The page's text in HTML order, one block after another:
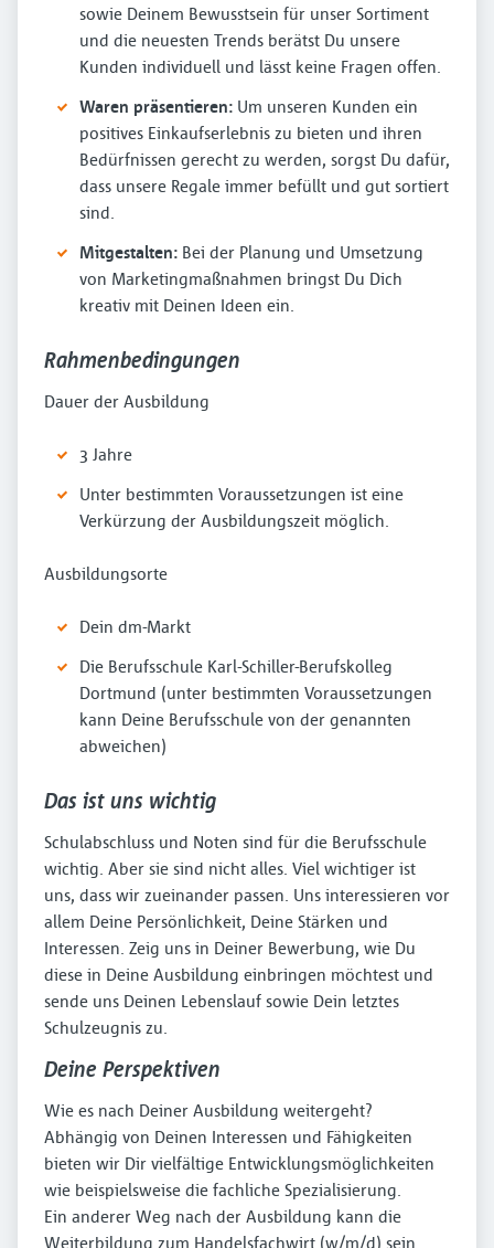
sowie Deinem Bewusstsein für unser Sortiment
und die neuesten Trends berätst Du unsere
Kunden individuell und lässt keine Fragen offen.
Waren präsentieren: Um unseren Kunden ein
positives Einkaufserlebnis zu bieten und ihren
Bedürfnissen gerecht zu werden, sorgst Du dafür,
dass unsere Regale immer befüllt und gut sortiert
sind.
Mitgestalten: Bei der Planung und Umsetzung
von Marketingmaßnahmen bringst Du Dich
kreativ mit Deinen Ideen ein.
Rahmenbedingungen
Dauer der Ausbildung
3 Jahre
Unter bestimmten Voraussetzungen ist eine
Verkürzung der Ausbildungszeit möglich.
Ausbildungsorte
Dein dm-Markt
Die Berufsschule Karl-Schiller-Berufskolleg
Dortmund (unter bestimmten Voraussetzungen
kann Deine Berufsschule von der genannten
abweichen)
Das ist uns wichtig
Schulabschluss und Noten sind für die Berufsschule
wichtig. Aber sie sind nicht alles. Viel wichtiger ist
uns, dass wir zueinander passen. Uns interessieren vor
allem Deine Persönlichkeit, Deine Stärken und
Interessen. Zeig uns in Deiner Bewerbung, wie Du
diese in Deine Ausbildung einbringen möchtest und
sende uns Deinen Lebenslauf sowie Dein letztes
Schulzeugnis zu.
Deine Perspektiven
Wie es nach Deiner Ausbildung weitergeht?
Abhängig von Deinen Interessen und Fähigkeiten
bieten wir Dir vielfältige Entwicklungsmöglichkeiten
wie beispielsweise die fachliche Spezialisierung.
Ein anderer Weg nach der Ausbildung kann die
Weiterbildung zum Handelsfachwirt (w/m/d) sein.